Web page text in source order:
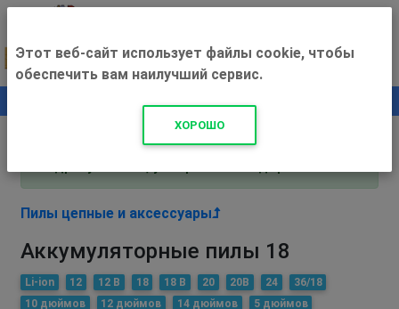
+500 ₽
Внимание! С 3 августа магазин работает по
Пилы цепные и аксессуары
Аккумуляторные пилы 18
Li-ion 12 12 В 18 18 В 20 20В 24
36/18
10 дюймов
12 дюймов 14 дюймов
5 дюймов
Этот веб-сайт использует файлы cookie, чтобы
обеспечить вам наилучший сервис.
ХОРОШО